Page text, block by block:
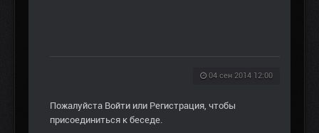
04 сен 2014 12:00
Пожалуйста Войти или Регистрация, чтобы
присоединиться к беседе.